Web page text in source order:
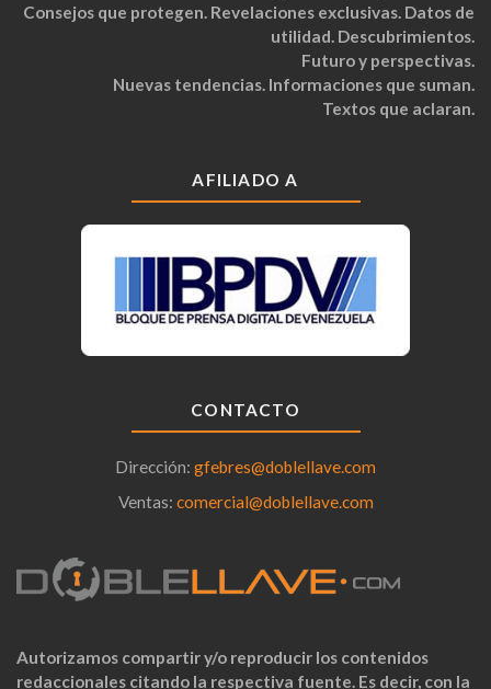
Consejos que protegen. Revelaciones exclusivas. Datos de
utilidad. Descubrimientos.
Futuro y perspectivas.
Nuevas tendencias. Informaciones que suman.
Textos que aclaran.
AFILIADO A
CONTACTO
Dirección: gfebres@doblellave.com
Ventas: comercial@doblellave.com
Autorizamos compartir y/o reproducir los contenidos
redaccionales citando la respectiva fuente. Es decir, con la